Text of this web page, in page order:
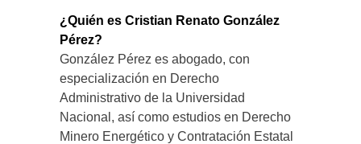
¿Quién es Cristian Renato González
Pérez?
González Pérez es abogado, con
especialización en Derecho
Administrativo de la Universidad
Nacional, así como estudios en Derecho
Minero Energético y Contratación Estatal